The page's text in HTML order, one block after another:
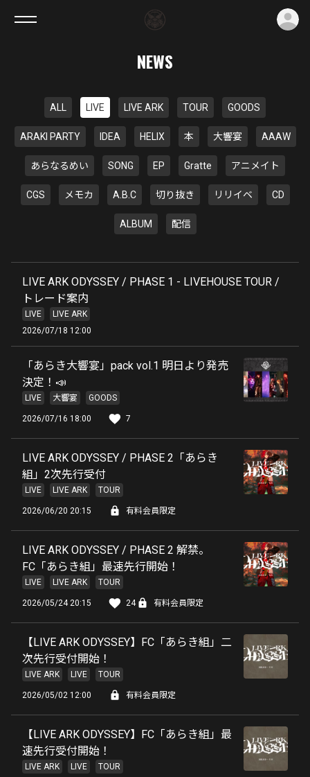
NEWS
ALL LIVE LIVE ARK TOUR GOODS
ARAKI PARTY IDEA HELIX 本 大響宴 AAAW
あらなるめい SONG EP Gratte アニメイト
CGS メモカ A.B.C 切り抜き リリイベ CD
ALBUM 配信
LIVE ARK ODYSSEY / PHASE 1 - LIVEHOUSE TOUR /
トレード案内
LIVE
LIVE ARK
2026/07/18 12:00
「あらき大響宴」pack vol.1 明日より発売
決定！📣
LIVE 大響宴 GOODS
2026/07/16 18:00 7
LIVE ARK ODYSSEY / PHASE 2「あらき
組」2次先行受付
LIVE LIVE ARK TOUR
2026/06/20 20:15 有料会員限定
LIVE ARK ODYSSEY / PHASE 2 解禁。
FC「あらき組」最速先行開始！
LIVE LIVE ARK TOUR
2026/05/24 20:15 24 有料会員限定
【LIVE ARK ODYSSEY】FC「あらき組」二
次先行受付開始！
LIVE ARK LIVE TOUR
2026/05/02 12:00 有料会員限定
【LIVE ARK ODYSSEY】FC「あらき組」最
速先行受付開始！
LIVE ARK LIVE TOUR